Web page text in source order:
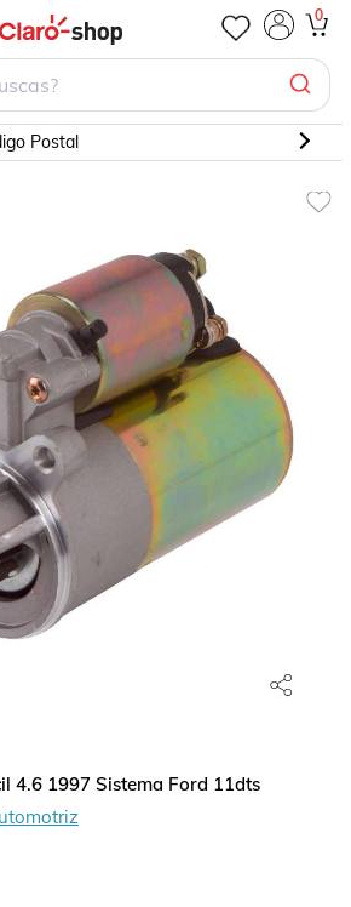
0
Postal
4.6 1997 Sistema Ford 11dts
4.6 1997 Sistema Ford 11dts